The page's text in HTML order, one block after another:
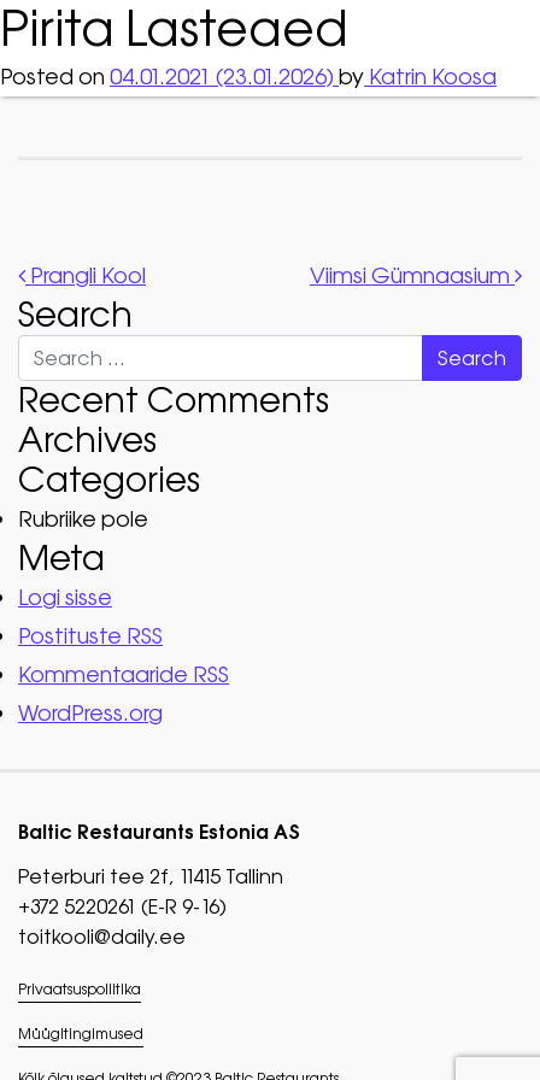
Pirita Lasteaed
Posted on 04.01.2021 (23.01.2026) by Katrin Koosa
Post navigation
Prangli Kool Viimsi Gümnaasium
Search
Search
Recent Comments
Archives
Categories
Rubriike pole
Meta
Logi sisse
Postituste RSS
Kommentaaride RSS
WordPress.org
Baltic Restaurants Estonia AS
Peterburi tee 2f, 11415 Tallinn
+372 5220261 (E-R 9-16)
toitkooli@daily.ee
Privaatsuspoliitika
Müügitingimused